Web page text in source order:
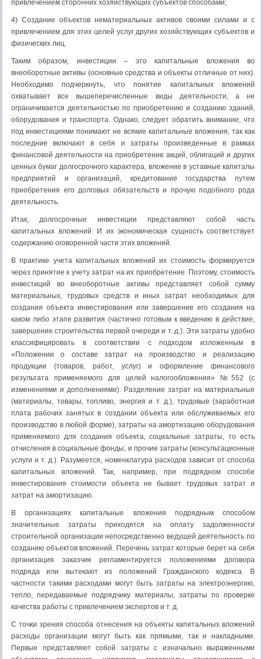
привлечением сторонних хозяйствующих субъектов способами;
4) Создание объектов нематериальных активов своими силами и с
привлечением для этих целей услуг других хозяйствующих субъектов и
физических лиц.
Таким образом, инвестиции – это капитальные вложения во
внеоборотные активы (основные средства и объекты отличные от них).
Необходимо подчеркнуть, что понятие капитальных вложений
охватывает все вышеперечисленные виды деятельности, а не
ограничивается деятельностью по приобретению и созданию зданий,
оборудования и транспорта. Однако, следует обратить внимание, что
под инвестициями понимают не всякие капитальные вложения, так как
последние включают в себя и затраты произведенные в рамках
финансовой деятельности на приобретение акций, облигаций и других
ценных бумаг долгосрочного характера, вложение в уставные капиталы
предприятий и организаций, кредитование государства путем
приобретения его долговых обязательств и прочую подобного рода
деятельность.
Итак, долгосрочные инвестиции представляют собой часть
капитальных вложений. И их экономическая сущность соответствует
содержанию оговоренной части этих вложений.
В практике учета капитальных вложений их стоимость формируется
через принятие к учету затрат на их приобретение. Поэтому, стоимость
инвестиций во внеоборотные активы представляет собой сумму
материальных, трудовых средств и иных затрат необходимых для
создания объекта инвестирования или завершение его создания на
каком либо этапе развития (частично готовым к введению в действие,
завершение строительства первой очереди и т. д.). Эти затраты удобно
классифицировать в соответствии с подходом изложенным в
«Положении о составе затрат на производство и реализацию
продукции (товаров, работ, услуг) и оформление финансового
результата применяемого для целей налогообложения» №552 (с
изменениями и дополнениями). Разделение затрат на материальные
(материалы, товары, топливо, энергия и т. д.), трудовые (заработная
плата рабочих занятых в создании объекта или обслуживаемых его
производство в любой форме), затраты на амортизацию оборудования
применяемого для создания объекта, социальные затраты, то есть
отчисления в социальные фонды, и прочие затраты (консультационные
услуги и т. д.). Разумеется, номенклатура расходов зависит от способа
капитальных вложений. Так, например, при подрядном способе
инвестирования стоимости объекта не бывает трудовых затрат и
затрат на амортизацию.
В организациях капитальные вложения подрядным способом
значительные затраты приходятся на оплату задолженности
строительной организации непосредственно ведущей деятельность по
созданию объектов вложений. Перечень затрат которые берет на себя
организация заказчик регламентируется положениями договора
подряда или вытекают из положений Гражданского кодекса. В
частности такими расходами могут быть затраты на электроэнергию,
тепло, передаваемые подрядчику материалы, затраты по проверке
качества работы с привлечением экспертов и т. д.
С точки зрения способа отнесения на объекты капитальных вложений
расходы организации могут быть как прямыми, так и накладными.
Первые представляют собой затраты с изначально выраженными